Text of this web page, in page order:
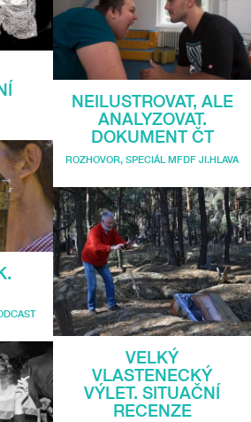
NEILUSTROVAT, ALE
ANALYZOVAT.
DOKUMENT ČT
ROZHOVOR, SPECIÁL MFDF JI.HLAVA
VELKÝ
VLASTENECKÝ
VÝLET. SITUAČNÍ
RECENZE